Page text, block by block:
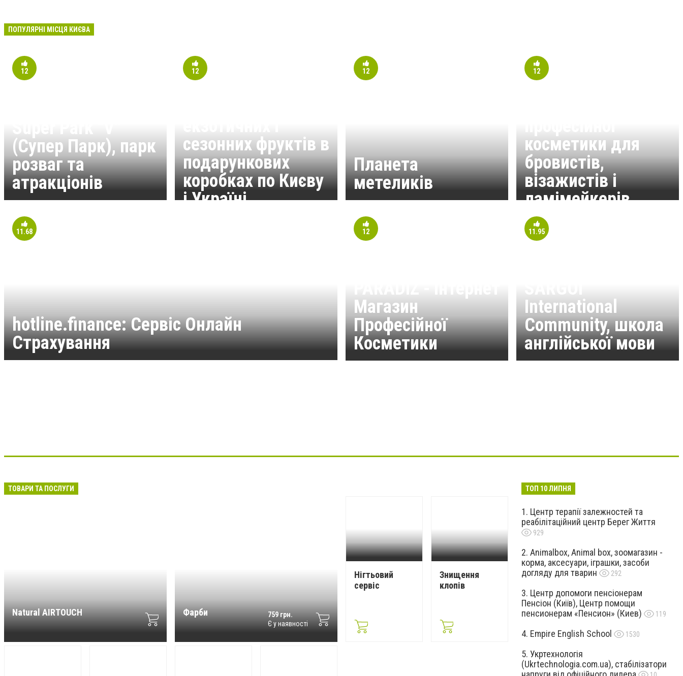
ПОПУЛЯРНІ МІСЦЯ КИЄВА
12
(Супер Парк), парк
розваг та
атракціонів
12
сезонних фруктів в
подарункових
коробках по Києву
і Україні
12
Планета
метеликів
12
косметики для
бровистів,
візажистів і
ламімейкерів
11.68
hotline.finance: Сервіс Онлайн
Страхування
12
Магазин
Професійної
Косметики
11.95
International
Community, школа
англійської мови
ТОВАРИ ТА ПОСЛУГИ
Natural AIRTOUCH Фарби
759 грн.
Є у наявності
Нігтьовий
сервіс
Знищення
клопів
ТОП 10 ЛИПНЯ
Центр терапії залежностей та
реабілітаційний центр Берег Життя
929
Animalbox, Animal box, зоомагазин -
корма, аксесуари, іграшки, засоби
догляду для тварин
292
Центр допомоги пенсіонерам
Пенсіон (Київ), Центр помощи
пенсионерам «Пенсион» (Киев)
119
Empire English School 1530
Укртехнологія
(Ukrtechnologia.com.ua), стабілізатори